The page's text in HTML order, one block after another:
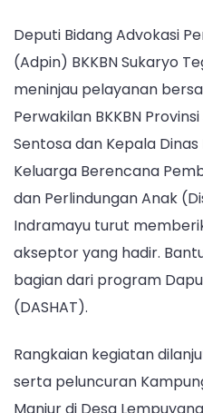
Deputi Bidang Advokasi
(Adpin) BKKBN Sukaryo
meninjau pelayanan
Perwakilan BKKBN
Sentosa dan Kepala
Keluarga Berencana
dan Perlindungan Anak
Indramayu turut
akseptor yang hadir.
bagian dari program
(DASHAT).
Rangkaian kegiatan
serta peluncuran
Manjur di Desa